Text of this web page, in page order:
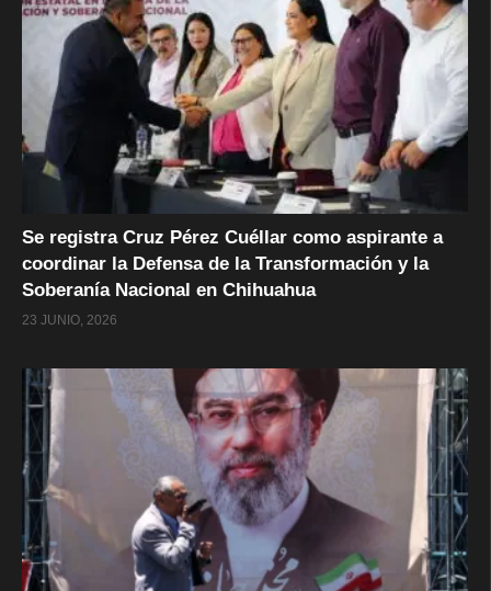
Se registra Cruz Pérez Cuéllar como aspirante a
coordinar la Defensa de la Transformación y la
Soberanía Nacional en Chihuahua
23 JUNIO, 2026